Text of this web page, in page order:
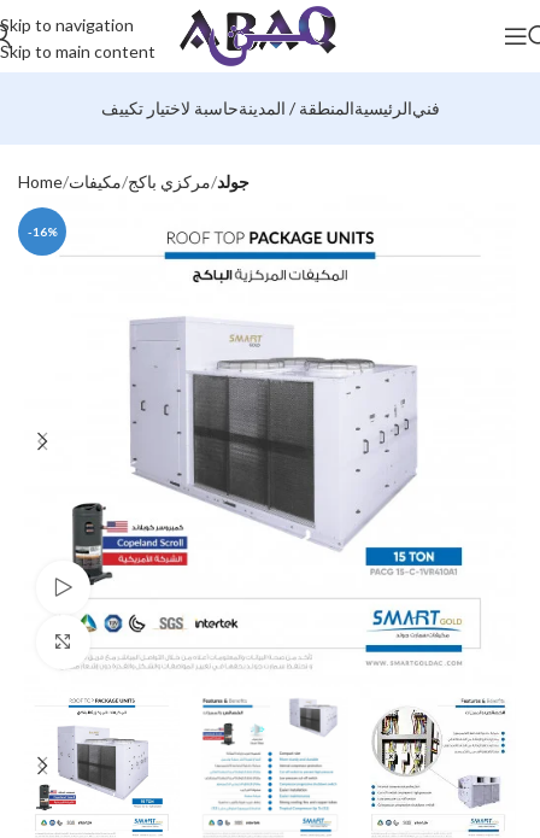
Skip to navigation
Skip to main content
حاسبة لاختيار تكييفالمنطقة / المدينةالرئيسيةفني
Home مكيفات مركزي باكج جولد
-16%
Watch video